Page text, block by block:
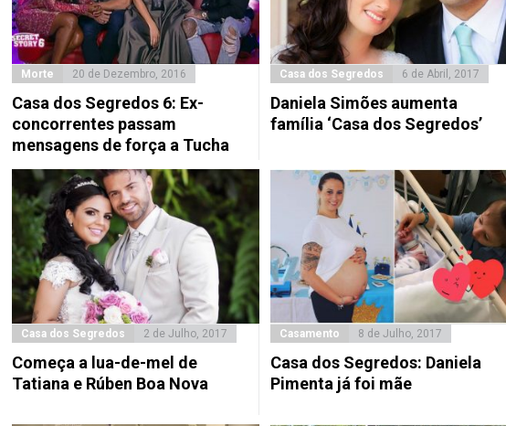
Morte 20 de Dezembro, 2016
Casa dos Segredos 6: Ex-
concorrentes passam
mensagens de força a Tucha
Casa dos Segredos 6 de Abril, 2017
Daniela Simões aumenta
família ‘Casa dos Segredos’
Casa dos Segredos 2 de Julho, 2017
Começa a lua-de-mel de
Tatiana e Rúben Boa Nova
Casamento 8 de Julho, 2017
Casa dos Segredos: Daniela
Pimenta já foi mãe